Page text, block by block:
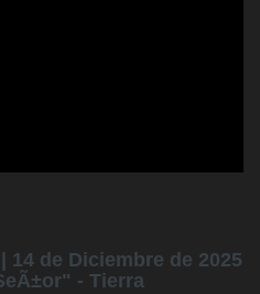
14 de Diciembre de 2025
- Tierra